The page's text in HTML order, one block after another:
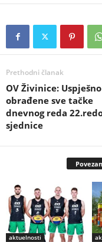
Prethodni članak
OV Živinice: Uspješno
obrađene sve tačke
dnevnog reda
sjednice
aktuelnosti